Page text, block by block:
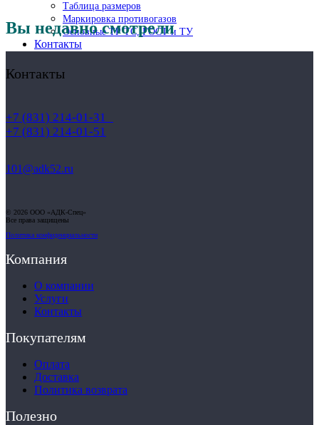
Таблица размеров
Маркировка противогазов
Основные ТР ТС, ГОСТ и ТУ
Контакты
Вы недавно смотрели
Контакты
+7 (831) 214-01-31
+7 (831) 214-01-51
101@adk52.ru
© 2026 ООО «АДК-Спец»
Все права защищены
Политика конфиденциальности
Компания
О компании
Услуги
Контакты
Покупателям
Оплата
Доставка
Политика возврата
Полезно